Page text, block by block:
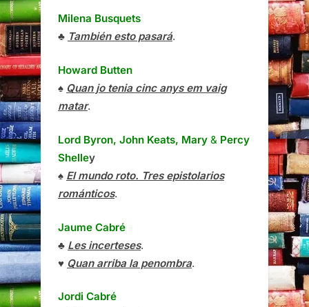
Milena Busquets
♣ También esto pasará.
Howard Butten
♠ Quan jo tenia cinc anys em vaig
matar.
Lord Byron, John Keats, Mary & Percy
Shelley
♠ El mundo roto. Tres epistolarios
románticos.
Jaume Cabré
♣ Les incerteses.
♥ Quan arriba la penombra.
Jordi Cabré